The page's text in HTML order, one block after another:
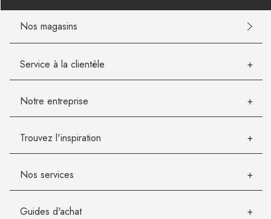
Nos magasins
Service à la clientèle
Notre entreprise
Trouvez l'inspiration
Nos services
Guides d'achat